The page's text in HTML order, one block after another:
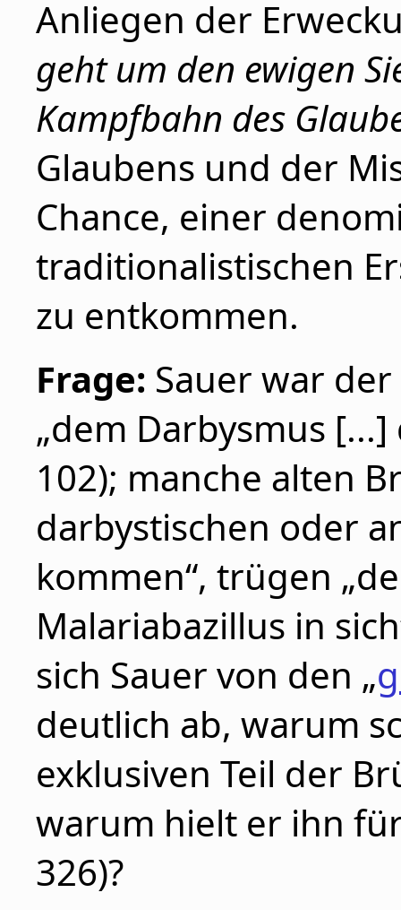
Anliegen der
geht um den ewigen
Kampfbahn des
Glaubens und der
Chance, einer
traditionalistischen
zu entkommen.
Frage: Sauer war
„dem Darbysmus
102); manche alten
darbystischen oder
kommen“, trügen
Malariabazillus in
sich Sauer von den „
deutlich ab, warum
exklusiven Teil der
warum hielt er ihn
326)?